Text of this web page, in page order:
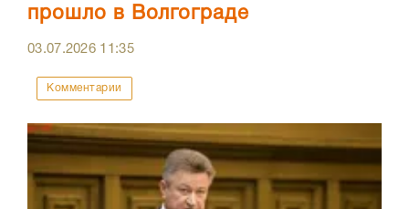
прошло в Волгограде
03.07.2026 11:35
Комментарии